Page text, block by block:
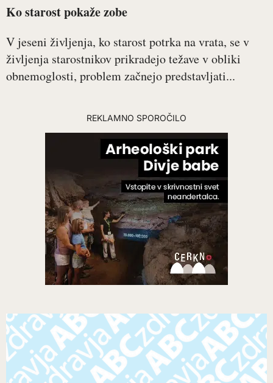
Ko starost pokaže zobe
V jeseni življenja, ko starost potrka na vrata, se v
življenja starostnikov prikradejo težave v obliki
obnemoglosti, problem začnejo predstavljati...
REKLAMNO SPOROČILO